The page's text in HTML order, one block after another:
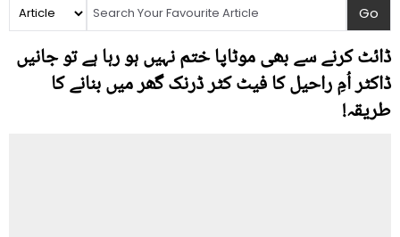
ڈائٹ کرنے سے بھی موٹاپا ختم نہیں ہو رہا ہے تو جانیں
ڈاکٹر اُمِ راحیل کا فیٹ کٹر ڈرنک گھر میں بنانے کا
طریقہ!